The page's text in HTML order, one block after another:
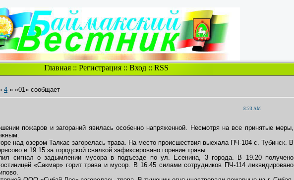
Главная:: Регистрация:: Вход:: RSS
4 » «01» сообщает
8:23 AM
пожаров и загораний явилась особенно напряженной. Несмотря на все принятые меры,
над озером Талкас загорелась трава. На место происшествия выехала ПЧ-104 с. Тубинск. В
и 19.15 за городской свалкой зафиксировано горение травы.
сигнал о задымлении мусора в подъезде по ул. Есенина, 3 города. В 19.20 получено
«Сакмар» горит трава и мусор. В 16.45 силами сотрудников ПЧ-114 ликвидировано